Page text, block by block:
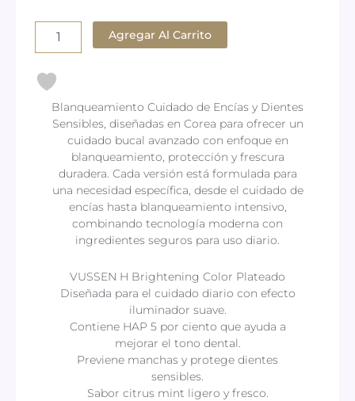
Pasta
Dental
Coreana
Premium
H
Brightening
cantidad
Agregar Al Carrito
Blanqueamiento Cuidado de Encías y Dientes
Sensibles, diseñadas en Corea para ofrecer un
cuidado bucal avanzado con enfoque en
blanqueamiento, protección y frescura
duradera. Cada versión está formulada para
una necesidad específica, desde el cuidado de
encías hasta blanqueamiento intensivo,
combinando tecnología moderna con
ingredientes seguros para uso diario.
VUSSEN H Brightening Color Plateado
Diseñada para el cuidado diario con efecto
iluminador suave.
Contiene HAP 5 por ciento que ayuda a
mejorar el tono dental.
Previene manchas y protege dientes
sensibles.
Sabor citrus mint ligero y fresco.